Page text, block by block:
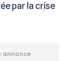
par la crise
annonce